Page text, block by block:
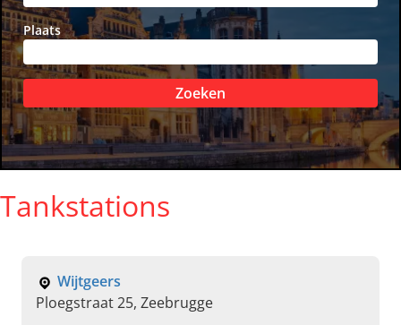
Plaats
Zoeken
Tankstations
Wijtgeers
Ploegstraat 25, Zeebrugge